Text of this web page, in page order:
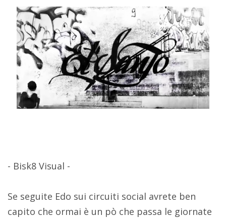
- Bisk8 Visual -
Se seguite Edo sui circuiti social avrete ben
capito che ormai è un pò che passa le giornate